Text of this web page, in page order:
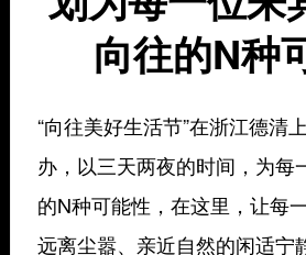
向往的N种
“向往美好生活节”在浙江德清
办，以三天两夜的时间，为每
的N种可能性，在这里，让每
远离尘嚣、亲近自然的闲适宁